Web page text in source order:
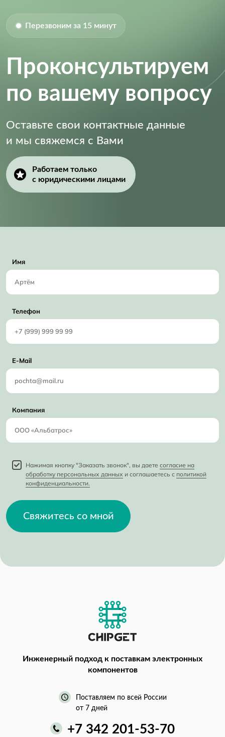
Перезвоним за 15 минут
Проконсультируем
по вашему вопросу
Оставьте свои контактные данные
и мы свяжемся с Вами
Работаем только
с юридическими лицами
Имя
Телефон
E-Mail
Компания
Нажимая кнопку "Заказать звонок", вы даете согласие на
обработку персональных данных и соглашаетесь с политикой
конфиденциальности.
Свяжитесь со мной
Инженерный подход к поставкам электронных
компонентов
Поставляем по всей России
от 7 дней
+7 342 201-53-70